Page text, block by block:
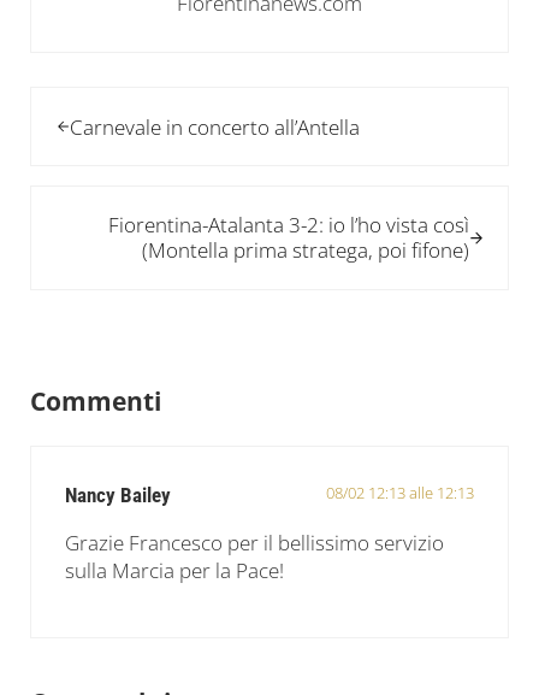
Carnevale in concerto all’Antella
Fiorentina-Atalanta 3-2: io l’ho vista così
(Montella prima stratega, poi fifone)
Commenti
Nancy Bailey 08/02 12:13 alle 12:13
Grazie Francesco per il bellissimo servizio
sulla Marcia per la Pace!